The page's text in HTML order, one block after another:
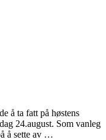
å ta fatt på høstens
24.august. Som vanleg
å sette av …